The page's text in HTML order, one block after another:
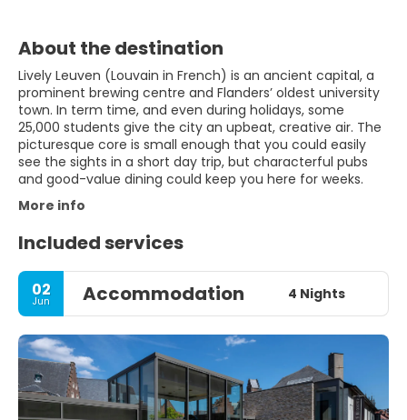
About the destination
Lively Leuven (Louvain in French) is an ancient capital, a
prominent brewing centre and Flanders’ oldest university
town. In term time, and even during holidays, some
25,000 students give the city an upbeat, creative air. The
picturesque core is small enough that you could easily
see the sights in a short day trip, but characterful pubs
and good-value dining could keep you here for weeks.
More info
Included services
02
Jun Accommodation 4 Nights